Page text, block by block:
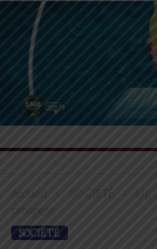
Accueil
prospère
SOCIÉTÉ